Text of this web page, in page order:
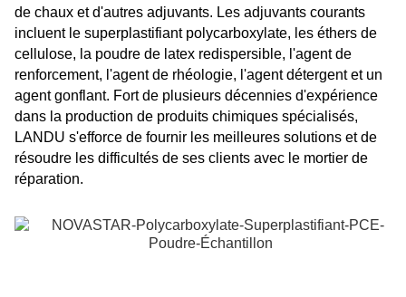
de chaux et d'autres adjuvants. Les adjuvants courants
incluent le superplastifiant polycarboxylate, les éthers de
cellulose, la poudre de latex redispersible, l'agent de
renforcement, l'agent de rhéologie, l'agent détergent et un
agent gonflant. Fort de plusieurs décennies d'expérience
dans la production de produits chimiques spécialisés,
LANDU s'efforce de fournir les meilleures solutions et de
résoudre les difficultés de ses clients avec le mortier de
réparation.